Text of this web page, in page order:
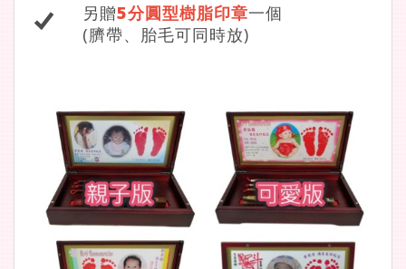
另贈5分圓型樹脂印章一個
(臍帶、胎毛可同時放)